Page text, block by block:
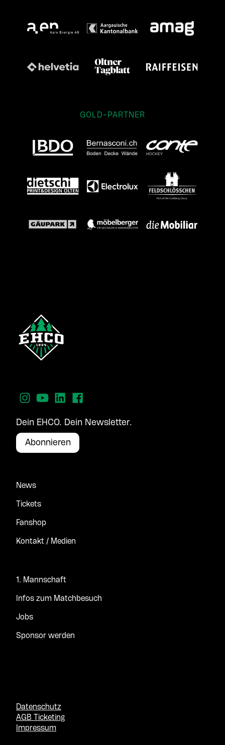
GOLD-PARTNER
Dein EHCO. Dein Newsletter.
Abonnieren
News
Tickets
Fanshop
Kontakt / Medien
1. Mannschaft
Infos zum Matchbesuch
Jobs
Sponsor werden
Datenschutz
AGB Ticketing
Impressum